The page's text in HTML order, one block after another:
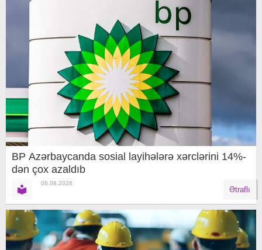
BP Azərbaycanda sosial layihələrə xərclərini 14%-
dən çox azaldıb
06.08.2026
Ətraflı